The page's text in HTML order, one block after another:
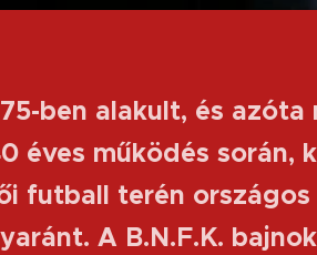
ben alakult, és azóta
éves működés során,
futball terén országos
A B.N.F.K.